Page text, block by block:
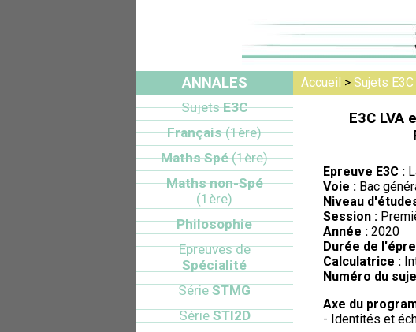
Accueil > Sujets E3C
E3C LVA
Epreuve E3C :
Voie : Bac
Niveau
Session :
Année : 2020
Durée de
Calculatrice :
Numéro du
Axe du
- Identités et
ANNALES
SujetsE3C
Français(1ère)
Maths Spé(1ère)
Maths non-Spé
(1ère)
Philosophie
Epreuves de
Spécialité
Série STMG
SérieSTI2D